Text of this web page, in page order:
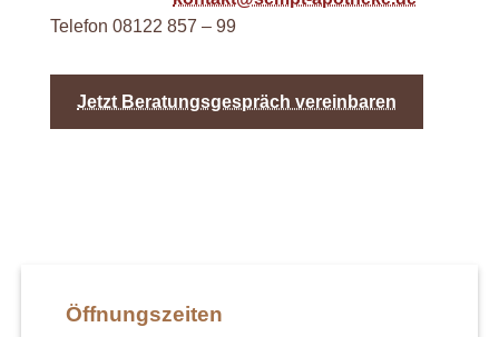
Telefon 08122 857 – 99
Jetzt Beratungsgespräch vereinbaren
Öffnungszeiten